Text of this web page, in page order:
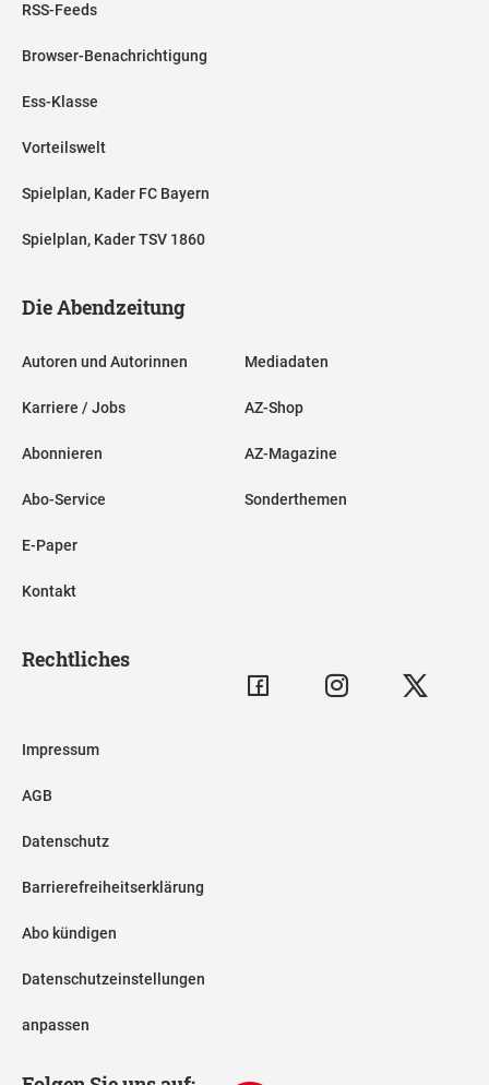
RSS-Feeds
Browser-Benachrichtigung
Ess-Klasse
Vorteilswelt
Spielplan, Kader FC Bayern
Spielplan, Kader TSV 1860
Die Abendzeitung
Autoren und Autorinnen
Karriere / Jobs
Abonnieren
Abo-Service
E-Paper
Kontakt
Mediadaten
AZ-Shop
AZ-Magazine
Sonderthemen
Rechtliches
Impressum
AGB
Datenschutz
Barrierefreiheitserklärung
Abo kündigen
Datenschutzeinstellungen
anpassen